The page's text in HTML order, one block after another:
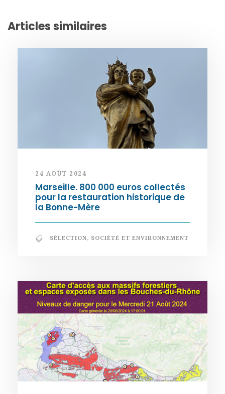
Articles similaires
24 AOÛT 2024
Marseille. 800 000 euros collectés
pour la restauration historique de
la Bonne-Mère
SÉLECTION, SOCIÉTÉ ET ENVIRONNEMENT